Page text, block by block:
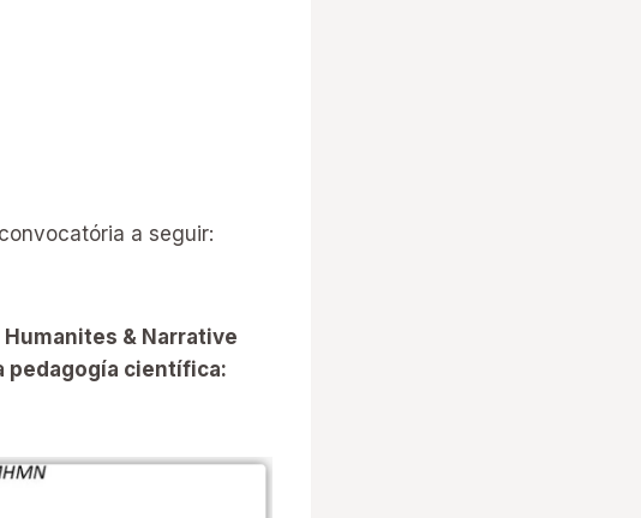
a seguir:
& Narrative
pedagogía científica: